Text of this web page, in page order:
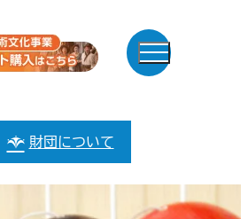
財団について